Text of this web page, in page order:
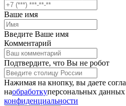
Ваше имя
Введите Ваше имя
Комментарий
Подтвердите, что Вы не робот
Нажимая на кнопку, вы даете
наобработкуперсональных данных
конфиденциальности